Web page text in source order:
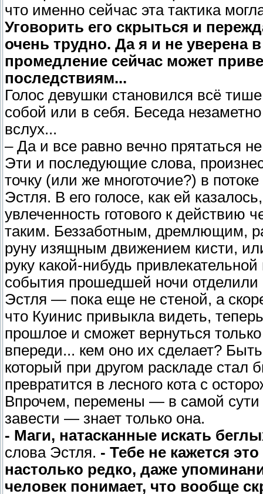
что именно сейчас эта тактика
Уговорить его скрыться и
очень трудно. Да я и не уверена
промедление сейчас может
последствиям...
Голос девушки становился всё
собой или в себя. Беседа
вслух...
– Да и все равно вечно прятаться
Эти и последующие слова,
точку (или же многоточие?) в
Эстля. В его голосе, как ей
увлеченность готового к действию
таким. Беззаботным, дремлющим,
руну изящным движением кисти,
руку какой-нибудь
события прошедшей ночи
Эстля — пока еще не стеной, а
что Куинис привыкла видеть,
прошлое и сможет вернуться
впереди... кем оно их сделает?
который при другом раскладе
превратится в лесного кота с
Впрочем, перемены — в самой
завести — знает только она.
- Маги, натасканные искать
слова Эстля. - Тебе не кажется
настолько редко, даже
человек понимает, что вообще